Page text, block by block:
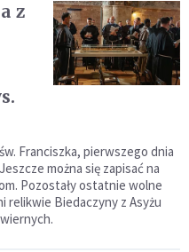
z
Franciszka, pierwszego dnia
można się zapisać na
Pozostały ostatnie wolne
relikwie Biedaczyny z Asyżu